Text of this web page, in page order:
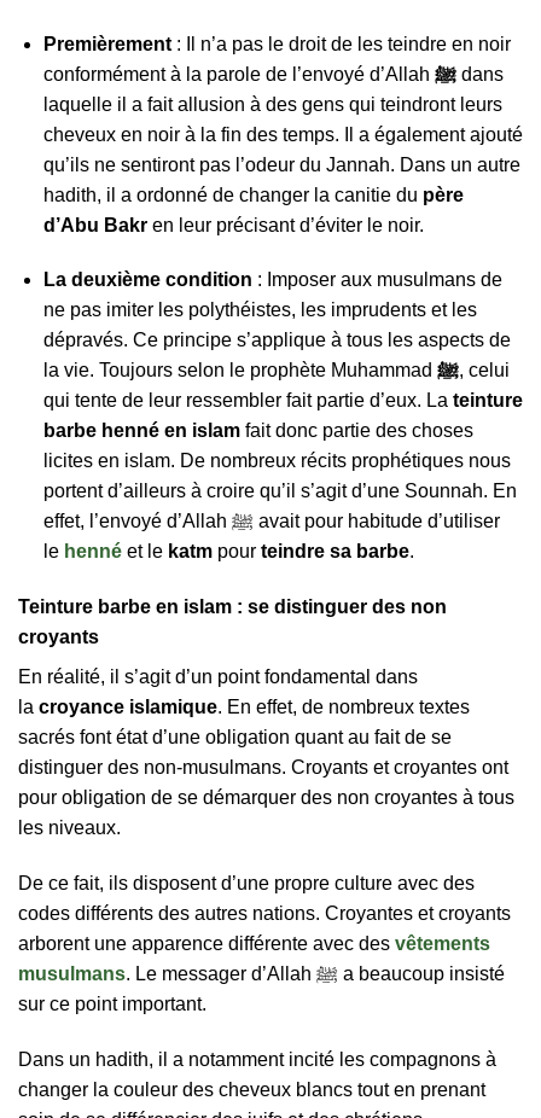
Premièrement: Il n’a pas le droit de les teindre en noir
conformément à la parole de l’envoyé d’Allah ﷺdans
laquelle il a fait allusion à des gens qui teindront leurs
cheveux en noir à la fin des temps. Il a également ajouté
qu’ils ne sentiront pas l’odeur du Jannah. Dans un autre
hadith, il a ordonné de changer la canitie du père
d’Abu Bakr en leur précisant d’éviter le noir.
La deuxième condition : Imposer aux musulmans de
ne pas imiter les polythéistes, les imprudents et les
dépravés. Ce principe s’applique à tous les aspects de
la vie. Toujours selon le prophète Muhammad ﷺ, celui
qui tente de leur ressembler fait partie d’eux. La teinture
barbe henné en islam fait donc partie des choses
licites en islam. De nombreux récits prophétiques nous
portent d’ailleurs à croire qu’il s’agit d’une Sounnah. En
effet, l’envoyé d’Allah ﷺ avait pour habitude d’utiliser
le henné et le katm pour teindre sa barbe.
Teinture barbe en islam : se distinguer des non
croyants
En réalité, il s’agit d’un point fondamental dans
la croyance islamique. En effet, de nombreux textes
sacrés font état d’une obligation quant au fait de se
distinguer des non-musulmans. Croyants et croyantes ont
pour obligation de se démarquer des non croyantes à tous
les niveaux.
De ce fait, ils disposent d’une propre culture avec des
codes différents des autres nations. Croyantes et croyants
arborent une apparence différente avec des vêtements
musulmans. Le messager d’Allah ﷺ a beaucoup insisté
sur ce point important.
Dans un hadith, il a notamment incité les compagnons à
changer la couleur des cheveux blancs tout en prenant